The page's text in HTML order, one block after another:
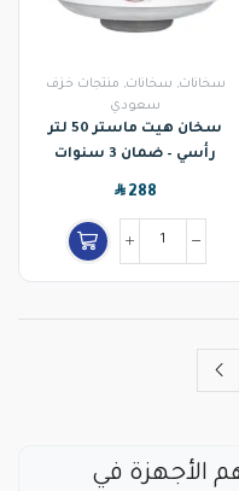
سخانات, سخانات, منتجات خزف
سعودي
سخان هيت ماستر 50 لتر
رأسي – ضمان 3 سنوات
SAR288
الأجهزة في